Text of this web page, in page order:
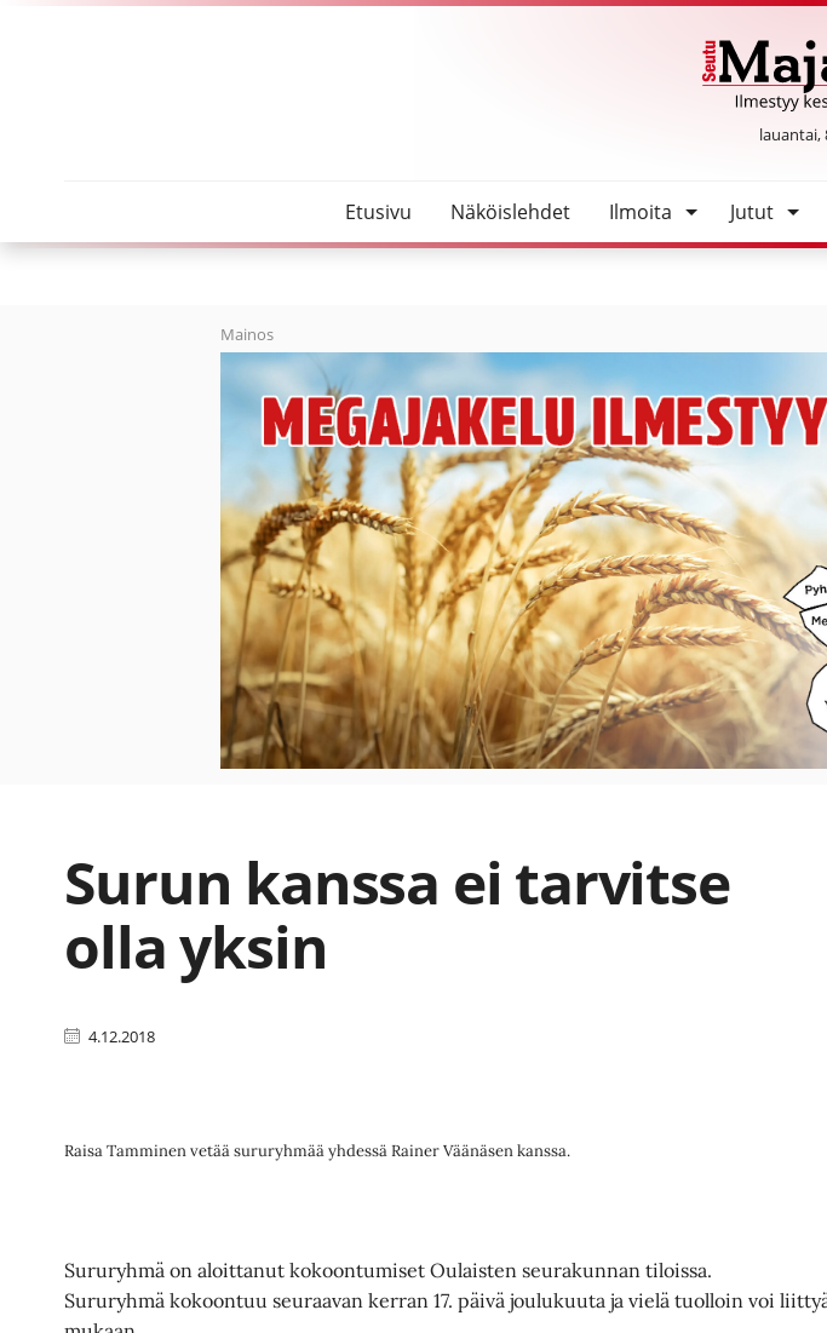
lauantai,
Etusivu Näköislehdet Ilmoita Jutut
Mainos
Surun kanssa ei tarvitse
olla yksin
4.12.2018
Raisa Tamminen vetää sururyhmää yhdessä Rainer Väänäsen kanssa.
Sururyhmä on aloittanut kokoontumiset Oulaisten seurakunnan tiloissa.
Sururyhmä kokoontuu seuraavan kerran 17. päivä joulukuuta ja vielä tuolloin voi